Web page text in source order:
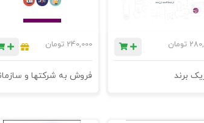
تومان
برند
240,000 تومان